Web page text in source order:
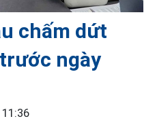
chấm dứt
ngày